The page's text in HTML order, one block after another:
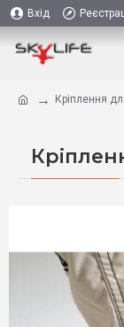
Вхід
Кріплення